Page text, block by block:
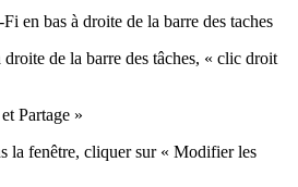
en bas à droite de la barre des taches
droite de la barre des tâches, « clic droit
Partage »
la fenêtre, cliquer sur « Modifier les